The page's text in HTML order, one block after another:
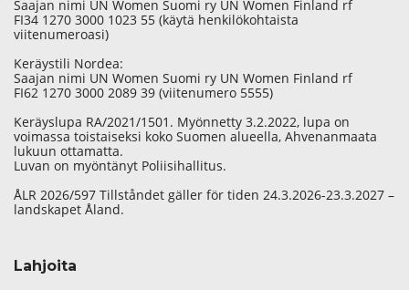
Saajan nimi UN Women Suomi ry UN Women Finland rf
FI34 1270 3000 1023 55 (käytä henkilökohtaista
viitenumeroasi)
Keräystili Nordea:
Saajan nimi UN Women Suomi ry UN Women Finland rf
FI62 1270 3000 2089 39 (viitenumero 5555)
Keräyslupa RA/2021/1501. Myönnetty 3.2.2022, lupa on
voimassa toistaiseksi koko Suomen alueella, Ahvenanmaata
lukuun ottamatta.
Luvan on myöntänyt Poliisihallitus.
ÅLR 2026/597 Tillståndet gäller för tiden 24.3.2026-23.3.2027 –
landskapet Åland.
Lahjoita